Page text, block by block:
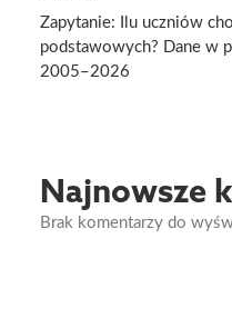
Zapytanie: Ilu uczniów
podstawowych? Dane w
2005–2026
Najnowsze
Brak komentarzy do